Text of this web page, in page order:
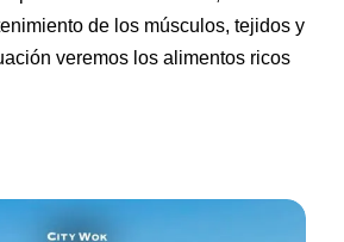
de los músculos, tejidos y
veremos los alimentos ricos